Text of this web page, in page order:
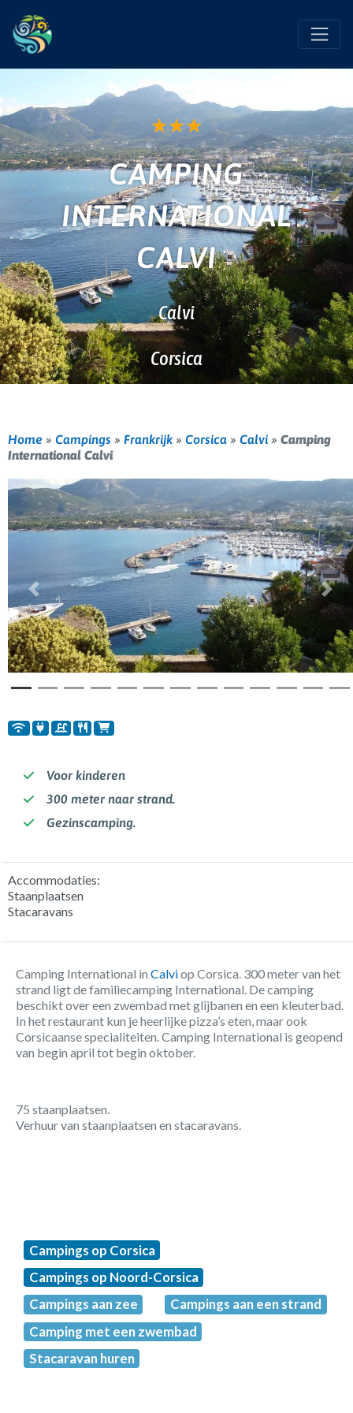
★★★
CAMPING
INTERNATIONAL
CALVI
Calvi
Corsica
Home » Campings » Frankrijk » Corsica » Calvi » Camping
International Calvi
Vorige
Voor kinderen
300 meter naar strand.
Gezinscamping.
Accommodaties:
Staanplaatsen
Stacaravans
Camping International in Calviop Corsica. 300 meter van het
strand ligt de familiecamping International. De camping
beschikt over een zwembad met glijbanen en een kleuterbad.
In het restaurant kun je heerlijke pizza’s eten, maar ook
Corsicaanse specialiteiten. Camping International is geopend
van begin april tot begin oktober.
75 staanplaatsen.
Verhuur van staanplaatsen en stacaravans.
Campings op Corsica
Campings op Noord-Corsica
Campings aan zee
Campings aan een strand
Camping met een zwembad
Stacaravan huren